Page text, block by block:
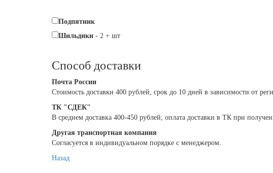
Подпятник
Шильдики - 2 + шт
Способ доставки
Почта России
Cтоимость доставки 400 рублей, срок до 10 дней в зависимости от
ТК "СДЕК"
В среднем доставка 400-450 рублей, оплата доставки в ТК при
Другая транспортная компания
Согласуется в индивидуальном порядке с менеджером.
Назад